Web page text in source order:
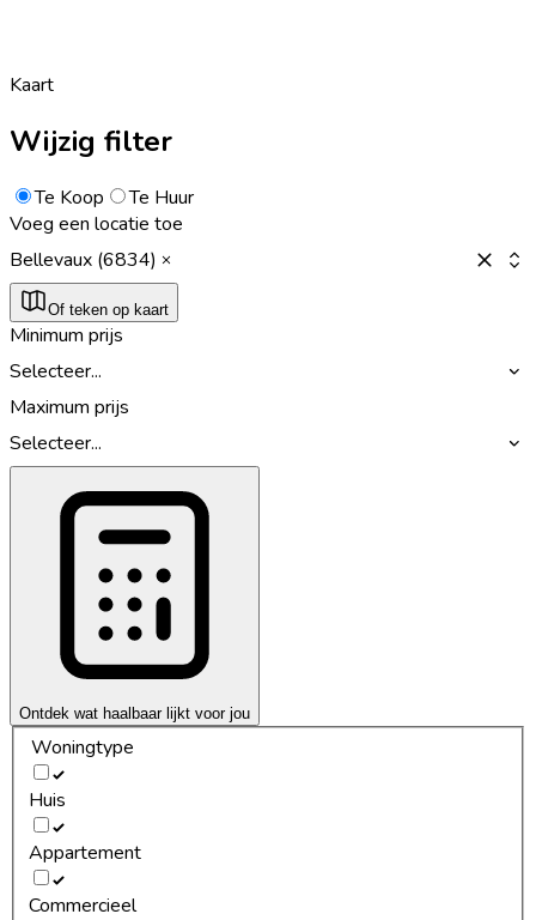
Kaart
Wijzig filter
Te Koop
Te Huur
Voeg een locatie toe
Bellevaux (6834)
Of teken op kaart
Minimum prijs
Selecteer...
Maximum prijs
Selecteer...
Ontdek wat haalbaar lijkt voor jou
Woningtype
Huis
Appartement
Commercieel